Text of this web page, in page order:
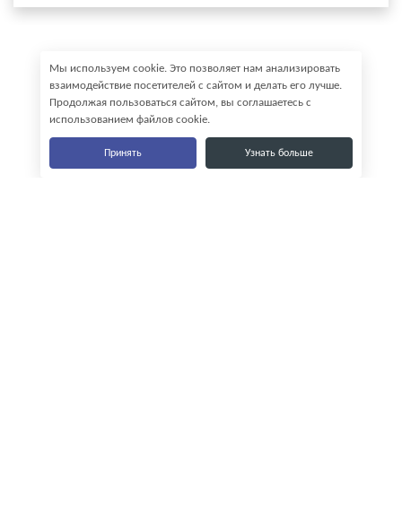
Мы используем cookie. Это позволяет нам анализировать
взаимодействие посетителей с сайтом и делать его лучше.
Продолжая пользоваться сайтом, вы соглашаетесь с
использованием файлов cookie.
Принять Узнать больше